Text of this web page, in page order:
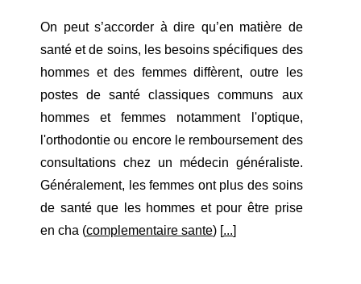
On peut s’accorder à dire qu’en matière de
santé et de soins, les besoins spécifiques des
hommes et des femmes diffèrent, outre les
postes de santé classiques communs aux
hommes et femmes notamment l'optique,
l'orthodontie ou encore le remboursement des
consultations chez un médecin généraliste.
Généralement, les femmes ont plus des soins
de santé que les hommes et pour être prise
en cha (complementaire sante) [...]